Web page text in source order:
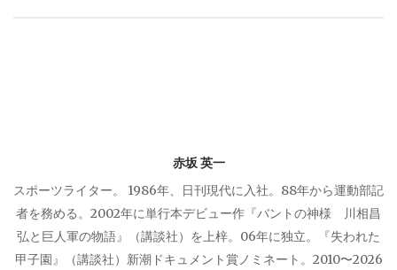
赤坂 英一
スポーツライター。 1986年、日刊現代に入社。88年から運動部記
者を務める。2002年に単行本デビュー作『バントの神様 川相昌
弘と巨人軍の物語』（講談社）を上梓。06年に独立。『失われた
甲子園』（講談社）新潮ドキュメント賞ノミネート。2010〜2026